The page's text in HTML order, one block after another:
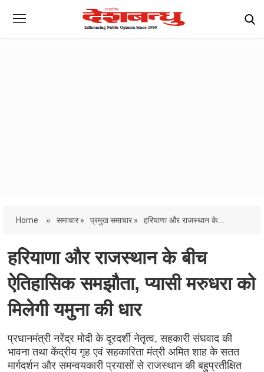
Home » समाचार » प्रमुख समाचार » हरियाणा और राजस्थान के...
हरियाणा और राजस्थान के बीच
ऐतिहासिक समझौता, प्यासी मरुधरा को
मिलेगी यमुना की धार
प्रधानमंत्री नरेंद्र मोदी के दूरदर्शी नेतृत्व, सहकारी संघवाद की
भावना तथा केंद्रीय गृह एवं सहकारिता मंत्री अमित शाह के सतत
मार्गदर्शन और समन्वयकारी प्रयासों से राजस्थान की बहुप्रतीक्षित